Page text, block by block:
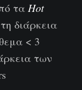
τα Hot
διάρκεια
< 3
των